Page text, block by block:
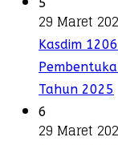
29 Maret
Kasdim
Tahun 2025
6
29 Maret